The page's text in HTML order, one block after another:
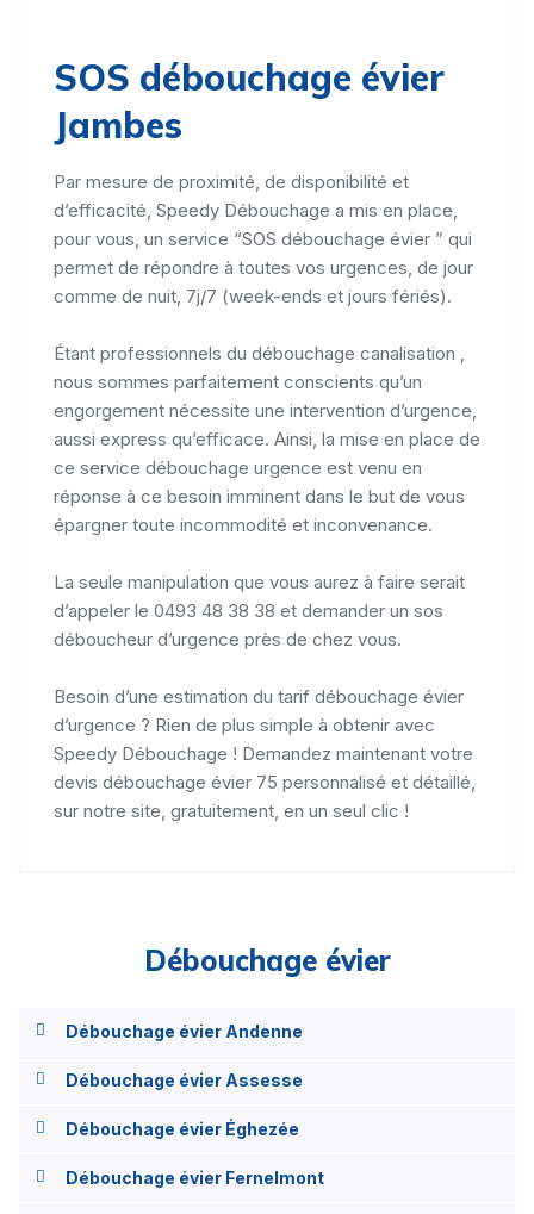
SOS débouchage évier
Jambes
Par mesure de proximité, de disponibilité et
d’efficacité, Speedy Débouchage a mis en place,
pour vous, un service “SOS débouchage évier ” qui
permet de répondre à toutes vos urgences, de jour
comme de nuit, 7j/7 (week-ends et jours fériés).
Étant professionnels du débouchage canalisation ,
nous sommes parfaitement conscients qu’un
engorgement nécessite une intervention d’urgence,
aussi express qu’efficace. Ainsi, la mise en place de
ce service débouchage urgence est venu en
réponse à ce besoin imminent dans le but de vous
épargner toute incommodité et inconvenance.
La seule manipulation que vous aurez à faire serait
d’appeler le 0493 48 38 38 et demander un sos
déboucheur d’urgence près de chez vous.
Besoin d’une estimation du tarif débouchage évier
d’urgence ? Rien de plus simple à obtenir avec
Speedy Débouchage ! Demandez maintenant votre
devis débouchage évier 75 personnalisé et détaillé,
sur notre site, gratuitement, en un seul clic !
Débouchage évier
Débouchage évier Andenne
Débouchage évier Assesse
Débouchage évier Éghezée
Débouchage évier Fernelmont